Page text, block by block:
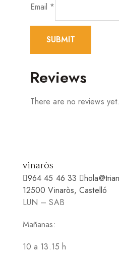
Email *
Reviews
There are no reviews yet.
vinaròs
964 45 46 33
12500 Vinaròs, Castelló
LUN – SAB
Mañanas:
10 a 13.15 h